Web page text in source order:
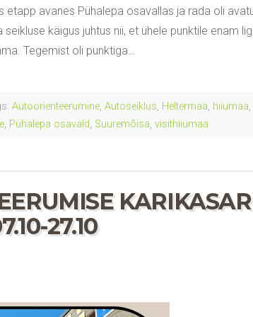
avanes Pühalepa osavallas ja rada oli
käigus juhtus nii, et ühele punktile enam
Tegemist oli punktiga…
Autoorienteerumine, Autoseiklus, Heltermaa, hiiumaa,
, Pühalepa osavald, Suuremõisa, visithiiumaa
27.10